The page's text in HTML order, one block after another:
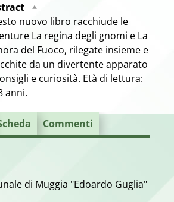
nuovo libro racchiude le
La regina degli gnomi e La
del Fuoco, rilegate insieme e
da un divertente apparato
e curiosità. Età di lettura:
anni.
Commenti
di Muggia "Edoardo Guglia"